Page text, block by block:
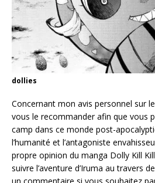
dollies
Concernant mon avis personnel sur
vous le recommander afin que vous
camp dans ce monde post-
l’humanité et l’antagoniste
propre opinion du manga Dolly Kill
suivre l’aventure d’Iruma au travers